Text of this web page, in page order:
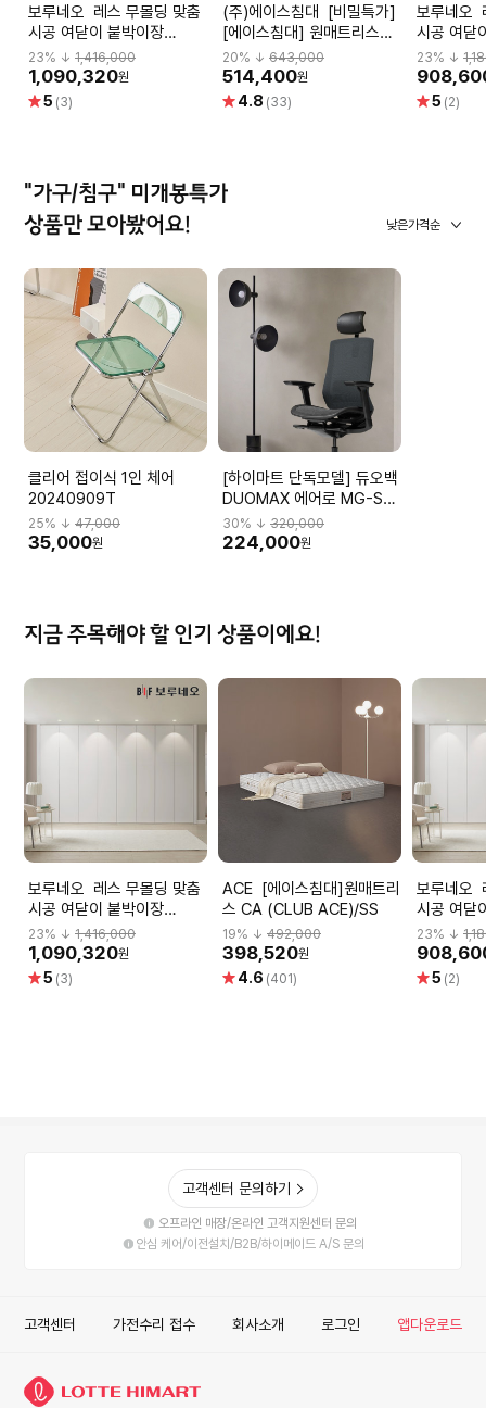
보루네오 레스 무몰딩 맞춤
시공 여닫이 붙박이장
360cm
23% ↓ 1,416,000
1,090,320원
별5 (3)
(주)에이스침대 [비밀특가]
[에이스침대] 원매트리스
CA2(CLUB ACE2)/SS(슈
퍼싱글사이즈)
20% ↓643,000
514,400원
별 4.8 (33)
보루네오 레스 무몰딩 맞춤
시공 여닫
300cm
23% ↓
별5 (2)
"가구/침구" 미개봉특가
상품만 모아봤어요!
낮은가격순
클리어 접이식 1인 체어
20240909T
25% ↓ 47,000
35,000원
[하이마트 단독모델] 듀오백
DUOMAX 에어로 MG-S-
L2 DBBMGHL3NMBN-
M59BK
30% ↓320,000
224,000원
지금 주목해야 할 인기 상품이에요!
보루네오 레스 무몰딩 맞춤
시공 여닫이 붙박이장
360cm
23% ↓ 1,416,000
1,090,320원
별5 (3)
ACE [에이스침대]원매트리
스 CA (CLUB ACE)/SS
19% ↓492,000
398,520원
별 4.6 (401)
보루네오 레스 무몰딩 맞춤
시공 여닫
300cm
23% ↓
별5 (2)
고객센터 문의하기
오프라인 매장/온라인 고객지원센터 문의
안심 케어/이전설치/B2B/하이메이드 A/S 문의
고객센터 가전수리 접수 회사소개 로그인 앱다운로드